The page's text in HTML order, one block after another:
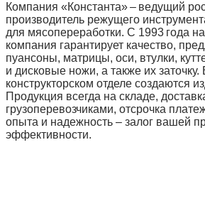
Компания «Константа» – ведущий
производитель режущего
для мясопереработки. С 1993 года
компания гарантирует качество,
пуансоны, матрицы, оси, втулки,
и дисковые ножи, а также их
конструкторском отделе создаются
Продукция всегда на складе,
грузоперевозчиками, отсрочка
опыта и надежность – залог вашей
эффективности.